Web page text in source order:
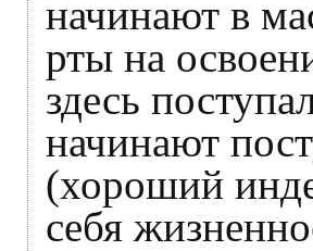
начинают в
рты на
здесь
начинают
(хороший
себя